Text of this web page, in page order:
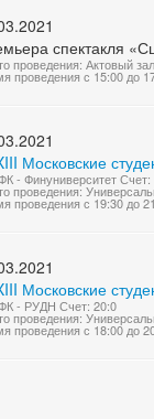
спектакля
проведения: Актовый
проведения с 15:00 до
Московские
- Финуниверситет Счет:
проведения:
проведения с 19:30 до
Московские
- РУДН Счет: 20:0
проведения:
проведения с 18:00 до